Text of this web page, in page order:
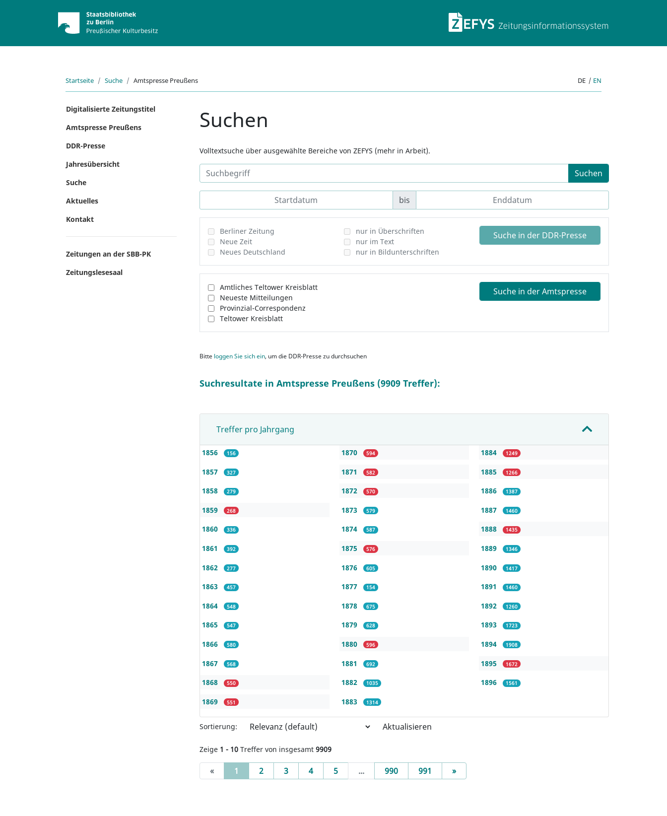
ZEFYS
Startseite Suche Amtspresse Preußens DE | EN
Digitalisierte Zeitungstitel
Amtspresse Preußens
DDR-Presse
Jahresübersicht
Suche
Aktuelles
Kontakt
Zeitungen an der SBB-PK
Zeitungslesesaal
Suchen
Volltextsuche über ausgewählte Bereiche von ZEFYS (mehr in Arbeit).
Suchen
bis
Berliner Zeitung
Neue Zeit
Neues Deutschland
nur in Überschriften
nur im Text
nur in Bildunterschriften
Suche in der DDR-Presse
Amtliches Teltower Kreisblatt
Neueste Mitteilungen
Provinzial-Correspondenz
Teltower Kreisblatt
Suche in der Amtspresse
Bitte loggen Sie sich ein, um die DDR-Presse zu durchsuchen
Suchresultate in Amtspresse Preußens (9909 Treffer):
Treffer pro Jahrgang
1856 156
1857 327
1858 279
1859 268
1860 336
1861 392
1862 277
1863 457
1864 548
1865 547
1866 580
1867 568
1868 550
1869 551
1870 594
1871 582
1872 570
1873 579
1874 587
1875 576
1876 605
1877 154
1878 675
1879 628
1880 596
1881 692
1882 1035
1883 1314
1884 1249
1885 1266
1886 1387
1887 1460
1888 1435
1889 1346
1890 1417
1891 1460
1892 1260
1893 1723
1894 1908
1895 1672
1896 1561
Sortierung: Aktualisieren
Zeige 1 - 10 Treffer von insgesamt 9909
« 1 (current)
2 3 4 5 ... 990 991 »Next